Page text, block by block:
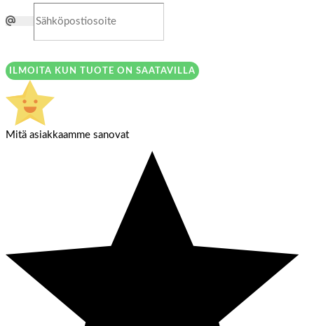
ILMOITA KUN TUOTE ON SAATAVILLA
Mitä asiakkaamme sanovat